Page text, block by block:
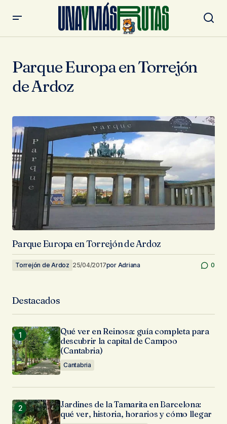
Parque Europa en Torrejón
de Ardoz
Parque Europa en Torrejón de Ardoz
Torrejón de Ardoz 25/04/2017por Adriana 0
Destacados
Qué ver en Reinosa: guía completa para
descubrir la capital de Campoo
(Cantabria)
Cantabria
Jardines de la Tamarita en Barcelona:
qué ver, historia, horarios y cómo llegar